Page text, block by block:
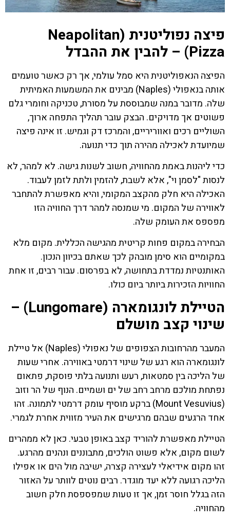
פיצה נפוליטנית (Neapolitan
Pizza) – להבין את ההבדל
הפיצה הנאפוליטנית היא סמל עולמי, אך רק כאשר טועמים
אותה בנאפולי (Naples) מבינים את המשמעות האמיתית
שלה. מדובר במנה שמבוססת על מסורת, טכניקה וחומרי גלם
פשוטים אך מדויקים. הבצק עובר תהליך התפחה ארוך,
השוליים רכים ואווריריים, והמרכז דק וגמיש. זו אינה פיצה
שמיועדת לאכילה מהירה תוך כדי תנועה.
כדי ליהנות באמת מהחוויה, חשוב לשנות גישה. לא למהר, לא
לנסות "לסמן וי", אלא לשבת, להזמין ולתת לזמן לעבוד.
האכילה היא חלק מהקצב המקומי, והיא מאפשרת להתחבר
לאווירה של המקום. מי שמנסה למהר דרך החוויה הזו
מפספס את העומק שלה.
הבחירה במקום פחות קריטית מהגישה הכללית. מקום מלא
במקומיים הוא סימן מובהק לכך שאתם בכיוון הנכון.
האותנטיות נמדדת בתחושה, לא בפרסום. עבור רבים, זו אחת
החוויות הזכירות ביותר ביום כולו.
הטיילת לונגומארה (Lungomare) –
שינוי קצב מושלם
המעבר מהרחובות הצפופים של נאפולי (Naples) אל טיילת
לונגומארה הוא רגע של שינוי דרמטי באווירה. אחרי שעות
של הליכה בין סמטאות, רעש ותנועה בלתי פוסקת, פתאום
נפתחת מולכם מרחב רחב של ים ושמיים. הנוף של הר וזוב
(Mount Vesuvius) ברקע מוסיף עומק דרמטי לתמונה. זהו
אחד הרגעים שבהם מרגישים את העיר מזווית אחרת לגמרי.
הטיילת מאפשרת להוריד קצב באופן טבעי. כאן לא ממהרים
לשום מקום, אלא פשוט הולכים, מתבוננים ונהנים מהרגע.
זהו מקום אידיאלי לעצירה קצרה, ישיבה מול הים או אפילו
הליכה רגועה ללא יעד מוגדר. רבים נוטים לוותר על האזור
הזה בגלל חוסר זמן, אך זו טעות שמפספסת חלק חשוב
מהחוויה.